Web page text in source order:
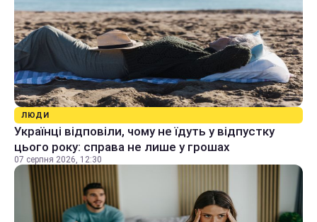
ЛЮДИ
Українці відповіли, чому не їдуть у відпустку
цього року: справа не лише у грошах
07 серпня 2026, 12:30